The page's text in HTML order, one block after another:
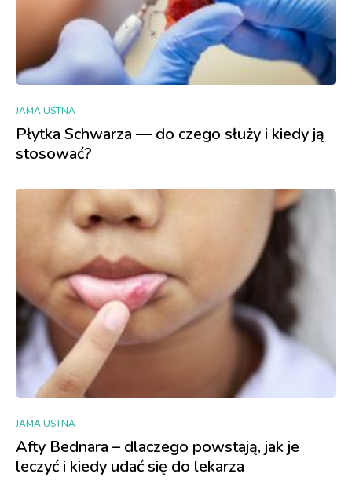
JAMA USTNA
Płytka Schwarza — do czego służy i kiedy ją
stosować?
JAMA USTNA
Afty Bednara – dlaczego powstają, jak je
leczyć i kiedy udać się do lekarza